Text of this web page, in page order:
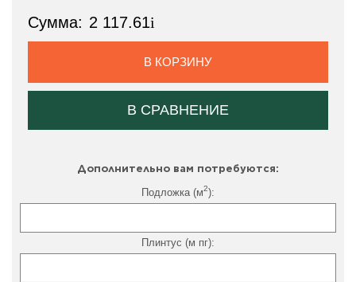
Дополнительно вам потребуются:
Подложка (м2):
Плинтус (м пг):
Сумма: 2 117.61i
В КОРЗИНУ
В СРАВНЕНИЕ